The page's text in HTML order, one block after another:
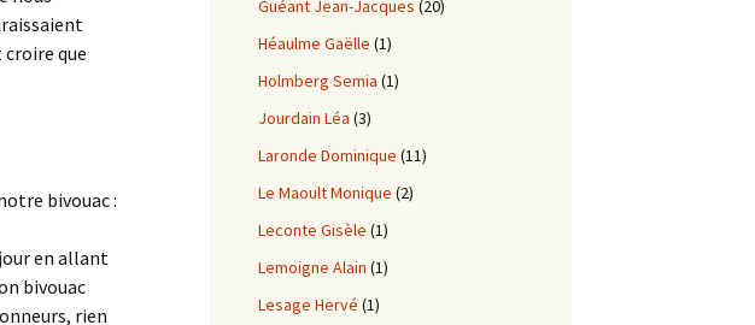
que
bivouac :
jour en allant
bivouac
rien
Guéant Jean-Jacques (20)
Héaulme Gaëlle (1)
Holmberg Semia (1)
Jourdain Léa (3)
Laronde Dominique (11)
Le Maoult Monique (2)
Leconte Gisèle (1)
Lemoigne Alain (1)
Lesage Hervé (1)